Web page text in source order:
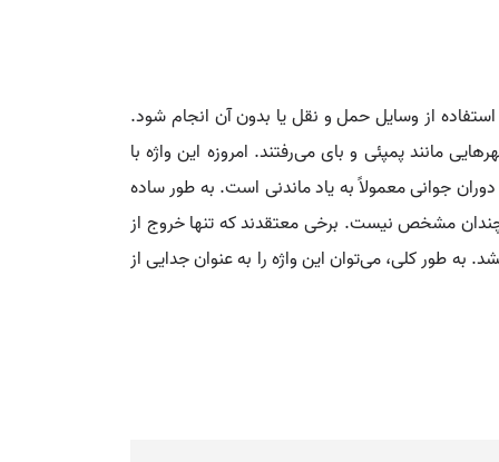
از وسایل حمل و نقل یا بدون آن انجام شود.
مانند پمپئی و بای می‌رفتند. امروزه این واژه با
جوانی معمولاً به یاد ماندنی است. به طور ساده
چندان مشخص نیست. برخی معتقدند که تنها خروج از
کمتر از ۲۴ ساعت یا بیشتر از یک سال طول نکشد. به طور کلی، می‌توان این واژه را به عنوان جدایی از